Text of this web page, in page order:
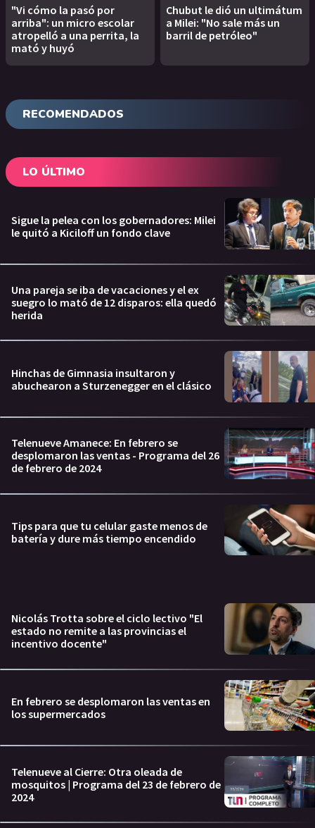
"Vi cómo la pasó por
arriba": un micro escolar
atropelló a una perrita, la
mató y huyó
Chubut le dió un ultimátum
a Milei: "No sale más un
barril de petróleo"
RECOMENDADOS
LO ÚLTIMO
Sigue la pelea con los gobernadores: Milei
le quitó a Kiciloff un fondo clave
Una pareja se iba de vacaciones y el ex
suegro lo mató de 12 disparos: ella quedó
herida
Hinchas de Gimnasia insultaron y
abuchearon a Sturzenegger en el clásico
Telenueve Amanece: En febrero se
desplomaron las ventas - Programa del 26
de febrero de 2024
Tips para que tu celular gaste menos de
batería y dure más tiempo encendido
Nicolás Trotta sobre el ciclo lectivo "El
estado no remite a las provincias el
incentivo docente"
En febrero se desplomaron las ventas en
los supermercados
Telenueve al Cierre: Otra oleada de
mosquitos | Programa del 23 de febrero de
2024